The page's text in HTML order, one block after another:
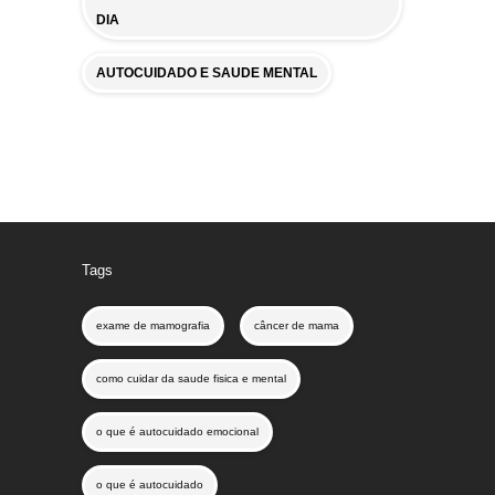
DIA
AUTOCUIDADO E SAUDE MENTAL
Tags
exame de mamografia câncer de mama
como cuidar da saude fisica e mental
o que é autocuidado emocional
o que é autocuidado